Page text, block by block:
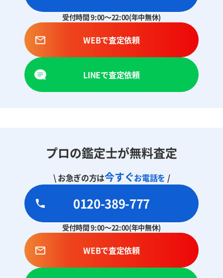
受付時間 9:00～22:00(年中無休)
WEBで査定依頼
LINEで査定依頼
プロの鑑定士が無料査定
\ お急ぎの方は今すぐお電話を /
0120-389-777
受付時間 9:00～22:00(年中無休)
WEBで査定依頼